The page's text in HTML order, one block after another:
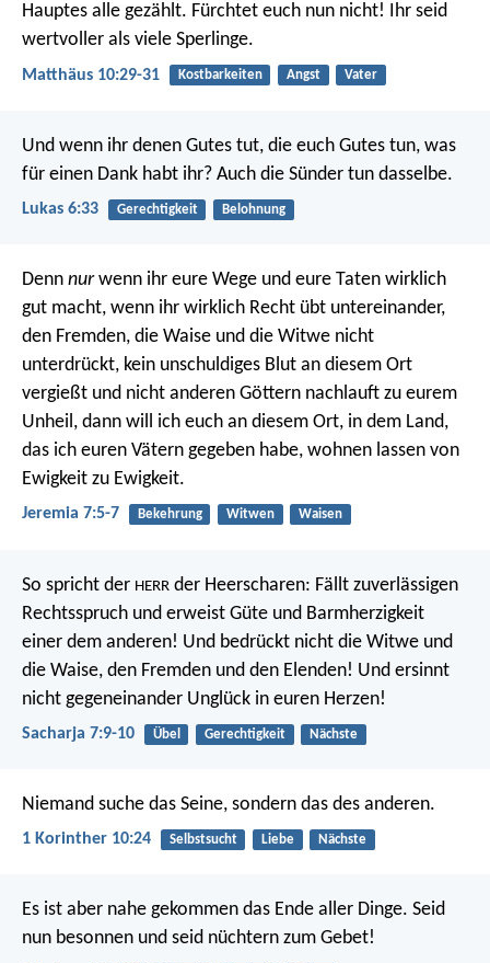
Hauptes alle gezählt. Fürchtet euch nun nicht! Ihr seid
wertvoller als viele Sperlinge.
Matthäus 10:29-31 Kostbarkeiten Angst Vater
Und wenn ihr denen Gutes tut, die euch Gutes tun, was
für einen Dank habt ihr? Auch die Sünder tun dasselbe.
Lukas 6:33 Gerechtigkeit Belohnung
Denn nurwenn ihr eure Wege und eure Taten wirklich
gut macht, wenn ihr wirklich Recht übt untereinander,
den Fremden, die Waise und die Witwe nicht
unterdrückt, kein unschuldiges Blut an diesem Ort
vergießt und nicht anderen Göttern nachlauft zu eurem
Unheil, dann will ich euch an diesem Ort, in dem Land,
das ich euren Vätern gegeben habe, wohnen lassen von
Ewigkeit zu Ewigkeit.
Jeremia 7:5-7 Bekehrung Witwen Waisen
So spricht der HERR der Heerscharen: Fällt zuverlässigen
Rechtsspruch und erweist Güte und Barmherzigkeit
einer dem anderen! Und bedrückt nicht die Witwe und
die Waise, den Fremden und den Elenden! Und ersinnt
nicht gegeneinander Unglück in euren Herzen!
Sacharja 7:9-10 Übel Gerechtigkeit Nächste
Niemand suche das Seine, sondern das des anderen.
1 Korinther 10:24 Selbstsucht Liebe Nächste
Es ist aber nahe gekommen das Ende aller Dinge. Seid
nun besonnen und seid nüchtern zum Gebet!